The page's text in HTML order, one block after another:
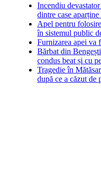
Incendiu
dintre case
Apel pentru
în sistemul public
Furnizarea apei va
Bărbat din
condus beat și cu
Tragedie în
după ce a căzut de